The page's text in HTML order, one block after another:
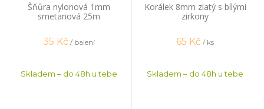
Šňůra nylonová 1mm
smetanová 25m
35 Kč / balení
Skladem – do 48h u tebe
Korálek 8mm zlatý s bílými
zirkony
65 Kč / ks
Skladem – do 48h u tebe